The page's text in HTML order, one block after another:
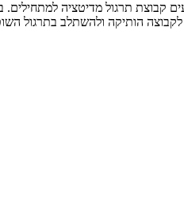
קבוצת תרגול מדיטציה למתחילים.
הותיקה ולהשתלב בתרגול